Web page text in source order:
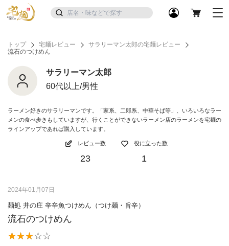
トップ 宅麺レビュー
サラリーマン太郎の宅麺レビュー
流石のつけめん
サラリーマン太郎
60代以上/男性
ラーメン好きのサラリーマンです。「家系、二郎系、中華そば等」、いろいろなラー
メンの食べ歩きもしていますが、行くことができないラーメン店のラーメンを宅麺の
ラインアップであれば購入しています。
レビュー数
23
役に立った数
1
2024年01月07日
麺処 井の庄 辛辛魚つけめん（つけ麺・旨辛）
流石のつけめん